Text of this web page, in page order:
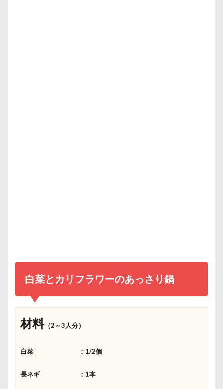
白菜とカリフラワーのあっさり鍋
材料（2～3人分）
白菜 ：1/2個
長ネギ ：1本